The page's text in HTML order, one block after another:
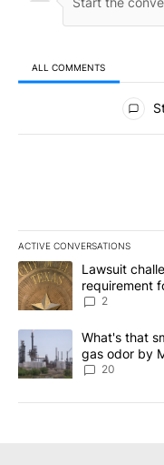
ALL COMMENTS
All Comments
ACTIVE CONVERSATIONS
The following is a list of
A trending article titled
Lawsuit
requirement
2
A trending article titled
What's that
gas odor by
20